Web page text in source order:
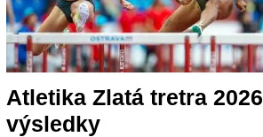
Atletika Zlatá tretra
výsledky